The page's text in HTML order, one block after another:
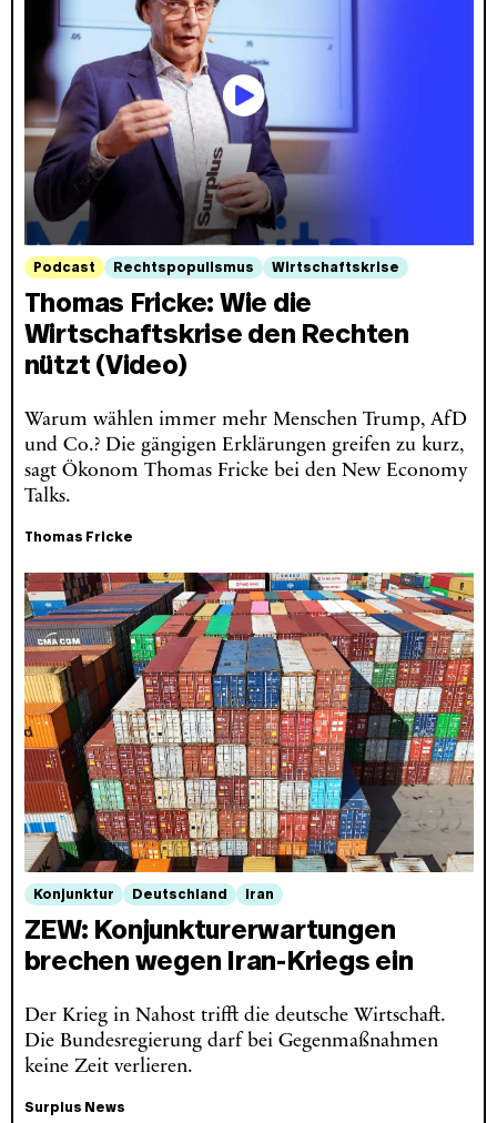
Podcast Rechtspopulismus Wirtschaftskrise
Thomas Fricke: Wie die
Wirtschaftskrise den Rechten
nützt (Video)
Warum wählen immer mehr Menschen Trump, AfD
und Co.? Die gängigen Erklärungen greifen zu kurz,
sagt Ökonom Thomas Fricke bei den New Economy
Talks.
Thomas Fricke
Konjunktur Deutschland Iran
ZEW: Konjunkturerwartungen
brechen wegen Iran-Kriegs ein
Der Krieg in Nahost trifft die deutsche Wirtschaft.
Die Bundesregierung darf bei Gegenmaßnahmen
keine Zeit verlieren.
Surplus News